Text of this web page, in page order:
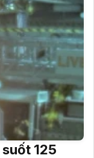
125